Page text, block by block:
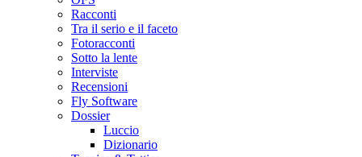
Racconti
Tra il serio e il faceto
Fotoracconti
Sotto la lente
Interviste
Recensioni
Fly Software
Dossier
Luccio
Dizionario